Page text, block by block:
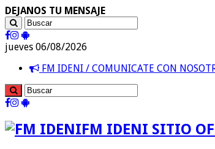
DEJANOS TU MENSAJE
jueves 06/08/2026
FM IDENI / COMUNICATE CON
FM IDENI SITIO